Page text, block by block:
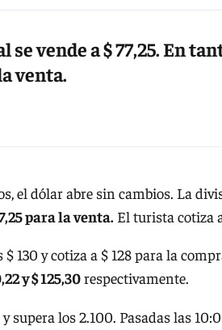
vende a $ 77,25. En
venta.
el dólar abre sin cambios. La
para la venta. El turista cotiza
130 y cotiza a $ 128 para la
y $ 125,30respectivamente.
supera los 2.100. Pasadas las